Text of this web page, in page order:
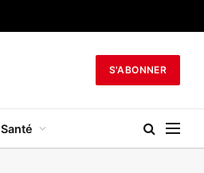
S'ABONNER
Santé